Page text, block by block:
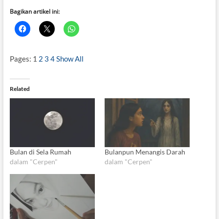
Bagikan artikel ini:
Pages: 1 2 3 4Show All
Related
Bulan di Sela Rumah
dalam "Cerpen"
Bulanpun Menangis Darah
dalam "Cerpen"